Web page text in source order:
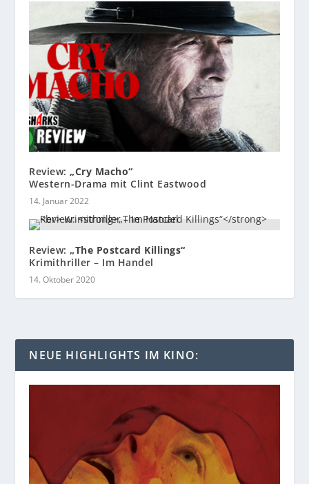
Review:„Cry Macho“
Western-Drama mit Clint Eastwood
14. Januar 2022
Review:„The Postcard Killings“
Krimithriller – Im Handel
14. Oktober 2020
NEUE HIGHLIGHTS IM KINO: